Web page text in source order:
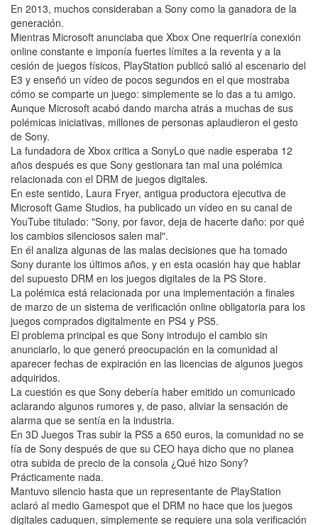
En 2013, muchos consideraban a Sony como la ganadora de la
generación.
Mientras Microsoft anunciaba que Xbox One requeriría conexión
online constante e imponía fuertes límites a la reventa y a la
cesión de juegos físicos, PlayStation publicó salió al escenario del
E3 y enseñó un vídeo de pocos segundos en el que mostraba
cómo se comparte un juego: simplemente se lo das a tu amigo.
Aunque Microsoft acabó dando marcha atrás a muchas de sus
polémicas iniciativas, millones de personas aplaudieron el gesto
de Sony.
La fundadora de Xbox critica a SonyLo que nadie esperaba 12
años después es que Sony gestionara tan mal una polémica
relacionada con el DRM de juegos digitales.
En este sentido, Laura Fryer, antigua productora ejecutiva de
Microsoft Game Studios, ha publicado un vídeo en su canal de
YouTube titulado: "Sony, por favor, deja de hacerte daño: por qué
los cambios silenciosos salen mal".
En él analiza algunas de las malas decisiones que ha tomado
Sony durante los últimos años, y en esta ocasión hay que hablar
del supuesto DRM en los juegos digitales de la PS Store.
La polémica está relacionada por una implementación a finales
de marzo de un sistema de verificación online obligatoria para los
juegos comprados digitalmente en PS4 y PS5.
El problema principal es que Sony introdujo el cambio sin
anunciarlo, lo que generó preocupación en la comunidad al
aparecer fechas de expiración en las licencias de algunos juegos
adquiridos.
La cuestión es que Sony debería haber emitido un comunicado
aclarando algunos rumores y, de paso, aliviar la sensación de
alarma que se sentía en la industria.
En 3D Juegos Tras subir la PS5 a 650 euros, la comunidad no se
fía de Sony después de que su CEO haya dicho que no planea
otra subida de precio de la consola ¿Qué hizo Sony?
Prácticamente nada.
Mantuvo silencio hasta que un representante de PlayStation
aclaró al medio Gamespot que el DRM no hace que los juegos
digitales caduquen, simplemente se requiere una sola verificación